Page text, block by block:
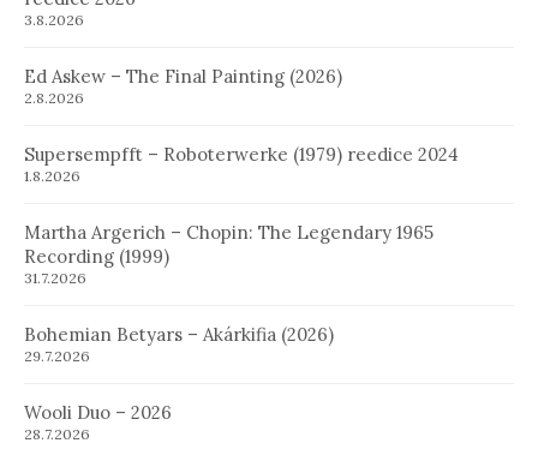
3.8.2026
Ed Askew – The Final Painting (2026)
2.8.2026
Supersempfft – Roboterwerke (1979) reedice 2024
1.8.2026
Martha Argerich – Chopin: The Legendary 1965
Recording (1999)
31.7.2026
Bohemian Betyars – Akárkifia (2026)
29.7.2026
Wooli Duo – 2026
28.7.2026